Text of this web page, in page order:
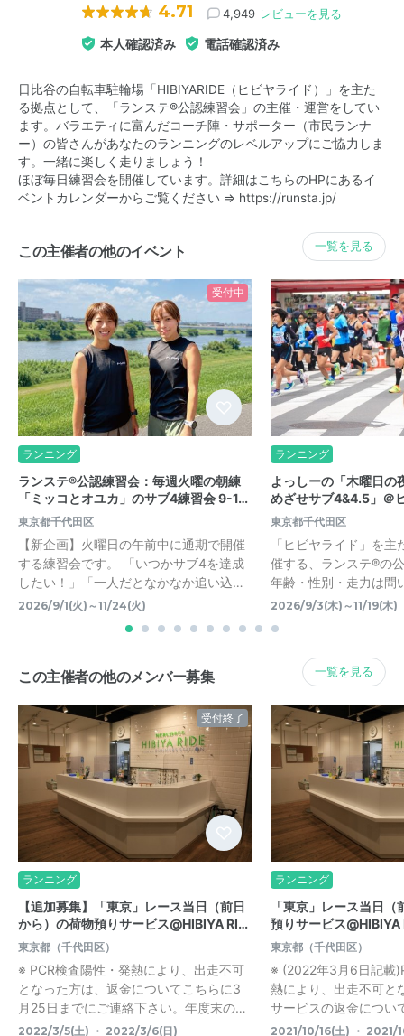
4.71 4,949 レビューを見る
本人確認済み 電話確認済み
日比谷の自転車駐輪場「HIBIYARIDE（ヒビヤライド）」を主た
る拠点として、「ランステ®公認練習会」の主催・運営をしてい
ます。バラエティに富んだコーチ陣・サポーター（市民ランナ
ー）の皆さんがあなたのランニングのレベルアップにご協力しま
す。一緒に楽しく走りましょう！
ほぼ毎日練習会を開催しています。詳細はこちらのHPにあるイ
ベントカレンダーからご覧ください ⇒ https://runsta.jp/
この主催者の他のイベント 一覧を見る
受付中
ランニング
ランステ®公認練習会：毎週火曜の朝練
「ミッコとオユカ」のサブ4練習会 9-1…
東京都千代田区
【新企画】火曜日の午前中に通期で開催
する練習会です。 「いつかサブ4を達成
したい！」「一人だとなかなか追い込…
2026/9/1(火)～11/24(火)
ランニング
よっしーの「木曜日の
めざせサブ4&4.5」＠
東京都千代田区
「ヒビヤライド」を
催する、ランステ®の
年齢・性別・走力は問
2026/9/3(木)～11/19(木)
この主催者の他のメンバー募集 一覧を見る
受付終了
ランニング
【追加募集】「東京」レース当日（前日
から）の荷物預りサービス@HIBIYA RI…
東京都（千代田区）
※ PCR検査陽性・発熱により、出走不可
となった方は、返金についてこちらに3
月25日までにご連絡下さい。年度末の…
2022/3/5(土) ・ 2022/3/6(日)
ランニング
「東京」レース当日
預りサービス@HIBIYA
東京都（千代田区）
※ (2022年3月6日記載
熱により、出走不可と
サービスの返金につい
2021/10/16(土) ・ 2021/